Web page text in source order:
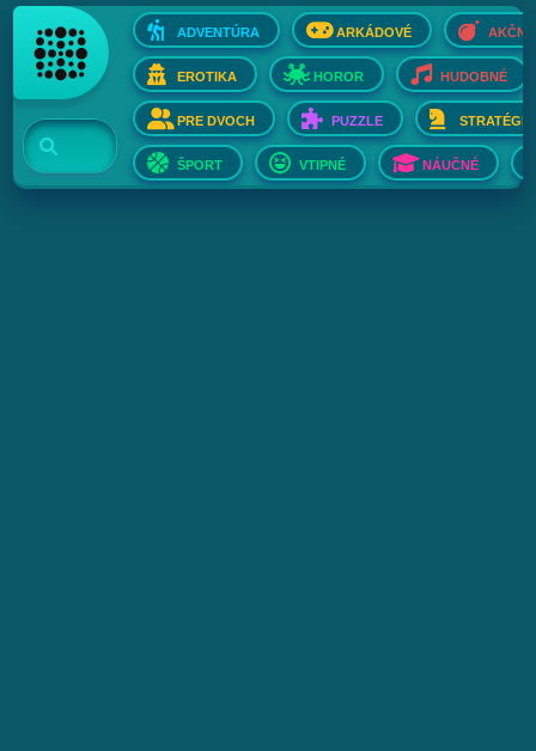
ADVENTÚRA ARKÁDOVÉ AKČNÉ
EROTIKA HOROR HUDOBNÉ
PRE DVOCH PUZZLE STRATÉGIE
ŠPORT VTIPNÉ NÁUČNÉ